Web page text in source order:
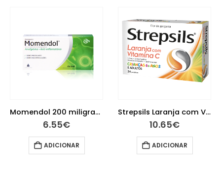
Momendol 200 miligramas 12 comprimidos revestidos
6.55€
ADICIONAR
Strepsils Laranja com Vitamina C 24 pastilhas (1,2 mg/0,6 mg)
10.65€
ADICIONAR